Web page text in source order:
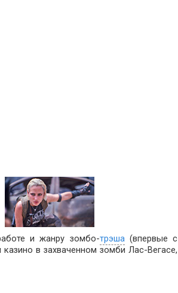
и жанру зомбо-трэша(впервые с
в захваченном зомби Лас-Вегасе,